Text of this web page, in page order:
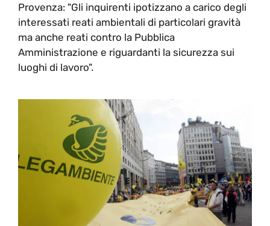
Provenza: "Gli inquirenti ipotizzano a carico degli
interessati reati ambientali di particolari gravità
ma anche reati contro la Pubblica
Amministrazione e riguardanti la sicurezza sui
luoghi di lavoro".